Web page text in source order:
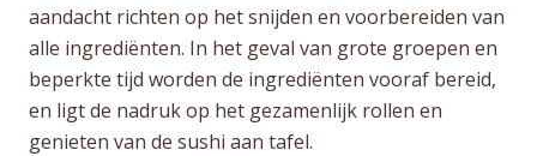
aandacht richten op het snijden en voorbereiden van
alle ingrediënten. In het geval van grote groepen en
beperkte tijd worden de ingrediënten vooraf bereid,
en ligt de nadruk op het gezamenlijk rollen en
genieten van de sushi aan tafel.